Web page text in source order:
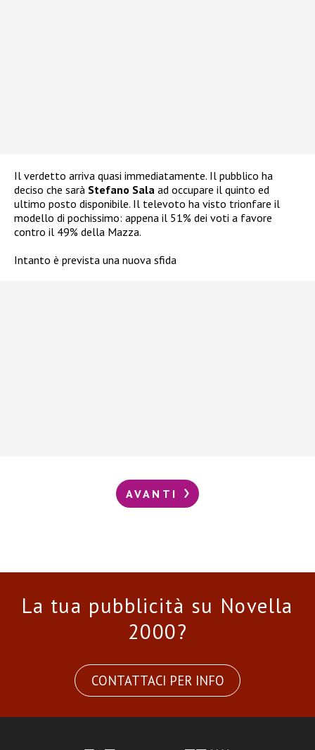
Il verdetto arriva quasi immediatamente. Il pubblico ha
deciso che sarà Stefano Sala ad occupare il quinto ed
ultimo posto disponibile. Il televoto ha visto trionfare il
modello di pochissimo: appena il 51% dei voti a favore
contro il 49% della Mazza.
Intanto è prevista una nuova sfida
AVANTI
La tua pubblicità su Novella
2000?
CONTATTACI PER INFO